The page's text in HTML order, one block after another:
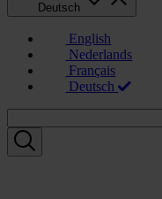
Deutsch
English
Nederlands
Français
Deutsch